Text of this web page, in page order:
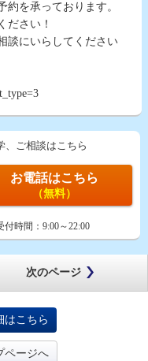
約を承っております。
ださい！
談にいらしてください
、ご相談はこちら
お電話はこちら
（無料）
時間： 9:00～22:00
次のページ
はこちら
ページへ